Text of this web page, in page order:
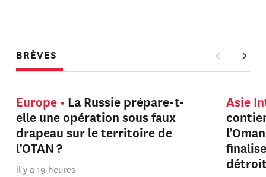
BRÈVES
Europe
La Russie prépare-t-
elle une opération sous faux
drapeau sur le territoire de
l’OTAN ?
il y a 19 heures
Asie